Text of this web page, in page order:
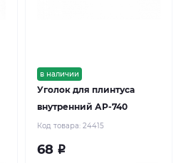
в наличии
Уголок для плинтуса
внутренний АР-740
Код товара: 24415
68 Р